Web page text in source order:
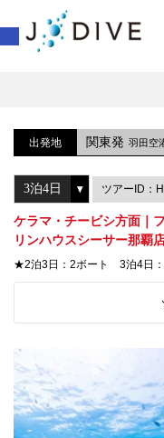
出発地 関東発 羽田空
ツアーID：
ケラマ・チービシ方面｜
リンハウスシーサー那覇
★2泊3日：2ボート 3泊4日